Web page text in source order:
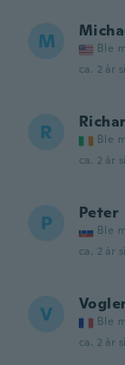
M Ble
ca. 2 år
R Ble
ca. 2 år
P Peter
Ble
ca. 2 år
V Ble
ca. 2 år